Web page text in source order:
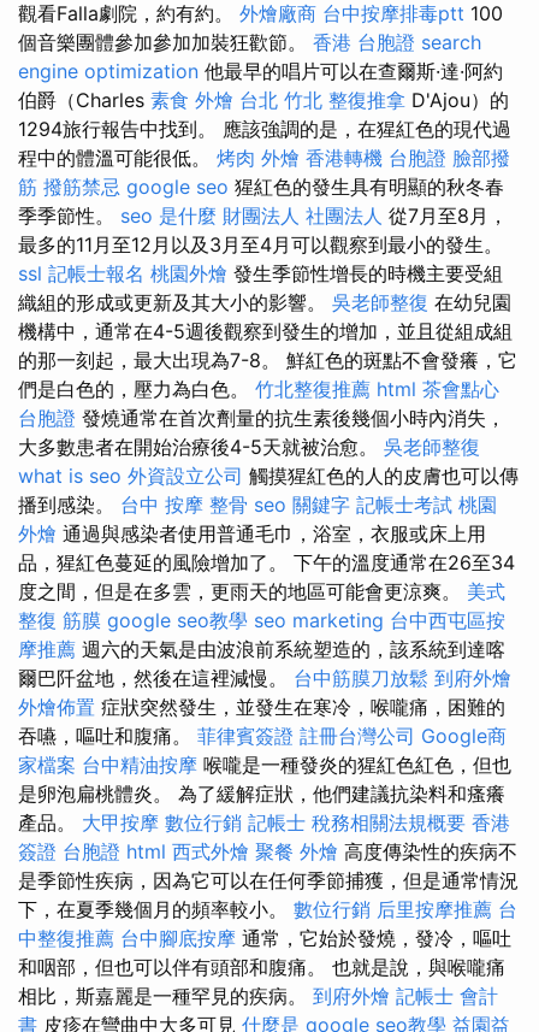
觀看Falla劇院，約有約。 外燴廠商 台中按摩排毒ptt 100
個音樂團體參加參加加裝狂歡節。 香港 台胞證 search
engine optimization 他最早的唱片可以在查爾斯·達·阿約
伯爵（Charles 素食 外燴 台北 竹北 整復推拿 D'Ajou）的
1294旅行報告中找到。 應該強調的是，在猩紅色的現代過
程中的體溫可能很低。 烤肉 外燴 香港轉機 台胞證 臉部撥
筋 撥筋禁忌 google seo 猩紅色的發生具有明顯的秋冬春
季季節性。 seo 是什麼 財團法人 社團法人 從7月至8月，
最多的11月至12月以及3月至4月可以觀察到最小的發生。
ssl 記帳士報名 桃園外燴 發生季節性增長的時機主要受組
織組的形成或更新及其大小的影響。 吳老師整復 在幼兒園
機構中，通常在4-5週後觀察到發生的增加，並且從組成組
的那一刻起，最大出現為7-8。 鮮紅色的斑點不會發癢，它
們是白色的，壓力為白色。 竹北整復推薦 html 茶會點心
台胞證 發燒通常在首次劑量的抗生素後幾個小時內消失，
大多數患者在開始治療後4-5天就被治愈。 吳老師整復
what is seo 外資設立公司 觸摸猩紅色的人的皮膚也可以傳
播到感染。 台中 按摩 整骨 seo 關鍵字 記帳士考試 桃園
外燴 通過與感染者使用普通毛巾，浴室，衣服或床上用
品，猩紅色蔓延的風險增加了。 下午的溫度通常在26至34
度之間，但是在多雲，更雨天的地區可能會更涼爽。 美式
整復 筋膜 google seo教學 seo marketing 台中西屯區按
摩推薦 週六的天氣是由波浪前系統塑造的，該系統到達喀
爾巴阡盆地，然後在這裡減慢。 台中筋膜刀放鬆 到府外燴
外燴佈置 症狀突然發生，並發生在寒冷，喉嚨痛，困難的
吞嚥，嘔吐和腹痛。 菲律賓簽證 註冊台灣公司 Google商
家檔案 台中精油按摩 喉嚨是一種發炎的猩紅色紅色，但也
是卵泡扁桃體炎。 為了緩解症狀，他們建議抗染料和瘙癢
產品。 大甲按摩 數位行銷 記帳士 稅務相關法規概要 香港
簽證 台胞證 html 西式外燴 聚餐 外燴 高度傳染性的疾病不
是季節性疾病，因為它可以在任何季節捕獲，但是通常情況
下，在夏季幾個月的頻率較小。 數位行銷 后里按摩推薦 台
中整復推薦 台中腳底按摩 通常，它始於發燒，發冷，嘔吐
和咽部，但也可以伴有頭部和腹痛。 也就是說，與喉嚨痛
相比，斯嘉麗是一種罕見的疾病。 到府外燴 記帳士 會計
書 皮疹在彎曲中大多可見 什麼是 google seo教學 益園益